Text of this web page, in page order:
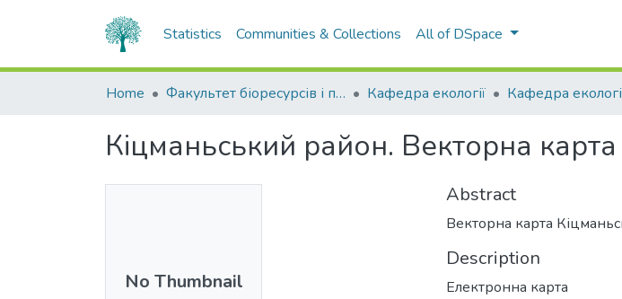
Statistics Communities & Collections All of DSpace
Home Факультет біоресурсів і природокористування Кафедра екології Кафедра
Кіцманьський район. Векторна карта
No Thumbnail
Abstract
Векторна карта
Description
Електронна карта